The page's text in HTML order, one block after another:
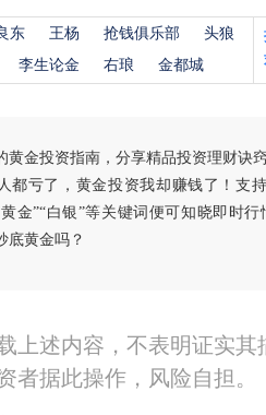
东 王杨 抢钱俱乐部
头狼
李生论金 右琅 金都城
黄金投资指南，分享精品投资理财诀
都亏了，黄金投资我却赚钱了！支
黄金”“白银”等关键词便可知晓即时
底黄金吗？
上述内容，不表明证实
者据此操作，风险自担。